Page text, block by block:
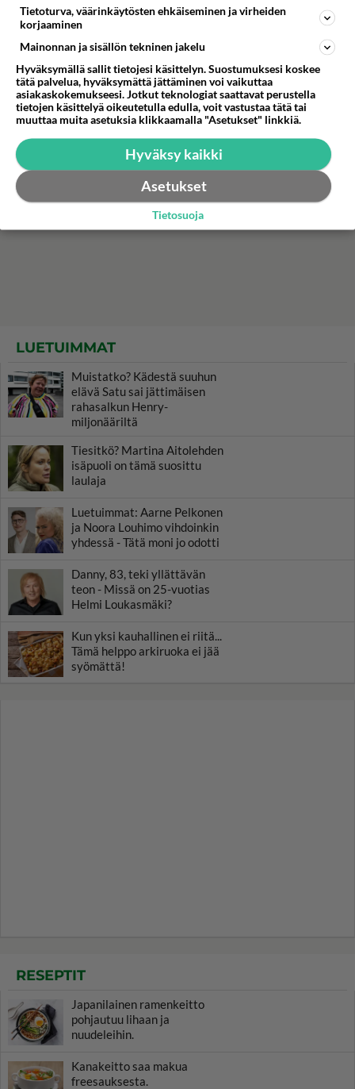
Harvinainen kuva! Tässä on Maria Veitolan Jotti-
rakas - Katso kuvat intiimistä hetkestä!
LUETUIMMAT
Muistatko? Kädestä suuhun
elävä Satu sai jättimäisen
rahasalkun Henry-
miljonääriltä
Tiesitkö? Martina Aitolehden
isäpuoli on tämä suosittu
laulaja
Luetuimmat: Aarne Pelkonen
ja Noora Louhimo vihdoinkin
yhdessä - Tätä moni jo odotti
Danny, 83, teki yllättävän
teon - Missä on 25-vuotias
Helmi Loukasmäki?
Kun yksi kauhallinen ei riitä...
Tämä helppo arkiruoka ei jää
syömättä!
RESEPTIT
Japanilainen ramenkeitto
pohjautuu lihaan ja
nuudeleihin.
Kanakeitto saa makua
freesauksesta.
Tietoturva, väärinkäytösten ehkäiseminen ja virheiden
korjaaminen
Mainonnan ja sisällön tekninen jakelu
Hyväksymällä sallit tietojesi käsittelyn. Suostumuksesi koskee
tätä palvelua, hyväksymättä jättäminen voi vaikuttaa
asiakaskokemukseesi. Jotkut teknologiat saattavat perustella
tietojen käsittelyä oikeutetulla edulla, voit vastustaa tätä tai
muuttaa muita asetuksia klikkaamalla "Asetukset" linkkiä.
Hyväksy kaikki
Asetukset
Tietosuoja